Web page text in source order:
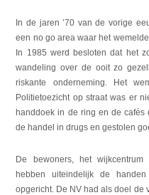
In de jaren ’70 van de vorige
een no go area waar het
In 1985 werd besloten dat het
wandeling over de ooit zo
riskante onderneming. Het
Politietoezicht op straat was er
handdoek in de ring en de
de handel in drugs en gestolen
De bewoners, het wijkcentrum
hebben uiteindelijk de
opgericht. De NV had als doel de